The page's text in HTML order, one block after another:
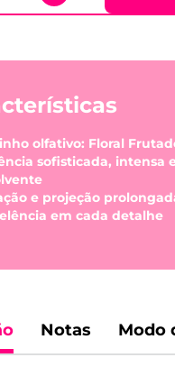
olfativo: Floral
sofisticada, intensa
e projeção
em cada detalhe
Notas Modo